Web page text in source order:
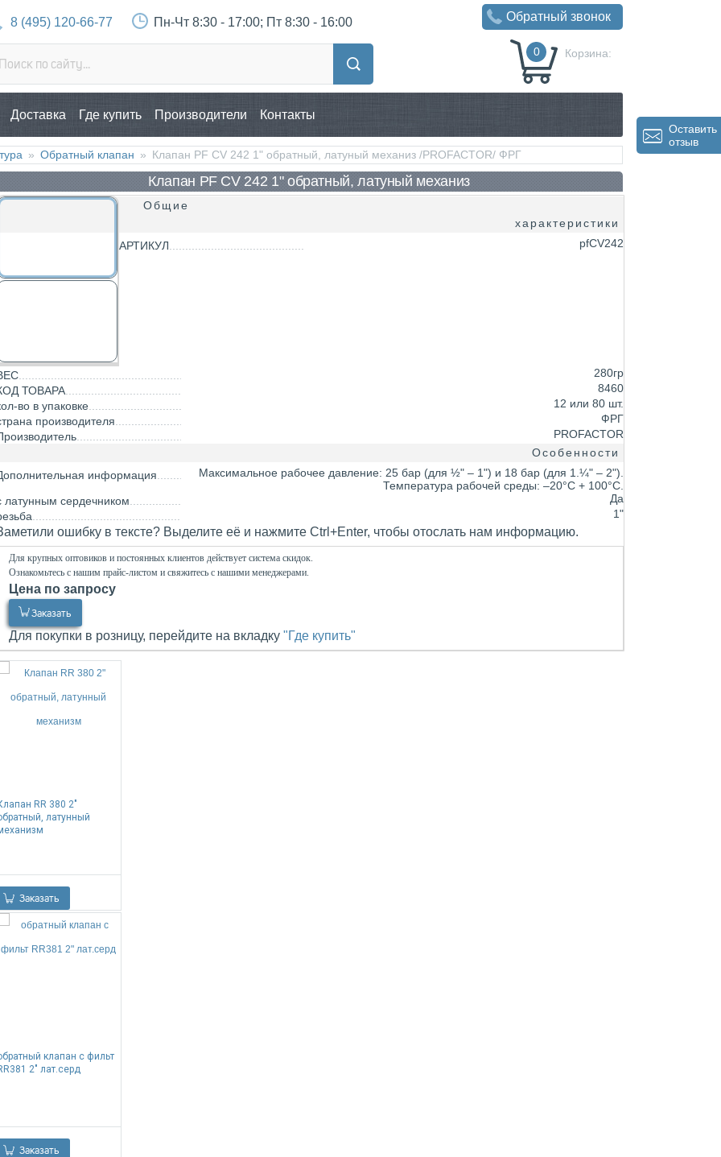
Корзина:
0
8 (495) 120-66-77 Пн-Чт 8:30 - 17:00; Пт 8:30 - 16:00 Обратный звонок
Доставка Где купить Производители Контакты
» Обратный клапан » Клапан PF CV 242 1" обратный, латуный механиз /PROFACTOR/ ФРГ
Клапан PF CV 242 1" обратный, латуный механиз
Общие
характеристики
АРТИКУЛ
pfCV242
280гр
ТОВАРА
8460
во в упаковке
12 или 80 шт.
производителя
ФРГ
PROFACTOR
Особенности
информация
Максимальное рабочее давление: 25 бар (для ½" – 1") и 18 бар (для 1.¼" – 2").
Температура рабочей среды: –20°С + 100°С.
латунным сердечником
Да
1"
ошибку в тексте? Выделите её и нажмите Ctrl+Enter, чтобы отослать нам информацию.
Для крупных оптовиков и постоянных клиентов действует система скидок.
Ознакомьтесь с нашим прайс-листом и свяжитесь с нашими менеджерами.
Цена по запросу
Заказать
Для покупки в розницу, перейдите на вкладку "Где купить"
RR 380 2"
латунный
Заказать
клапан с фильт
2" лат.серд
Заказать
Оставить
отзыв